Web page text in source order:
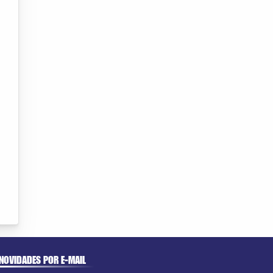
POR E-MAIL